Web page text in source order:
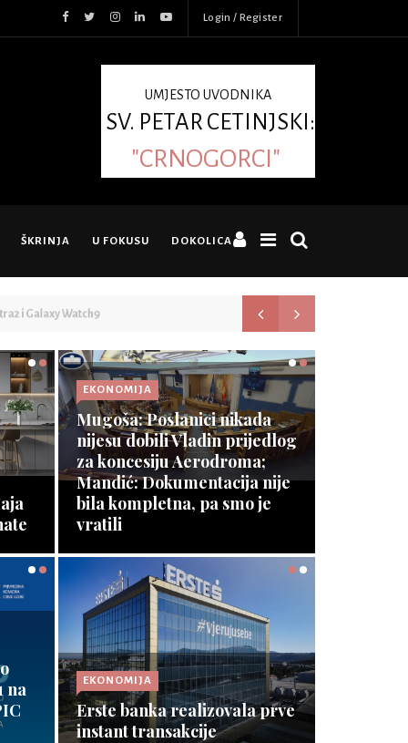
Login / Register
UMJESTO UVODNIKA
SV. PETAR CETINJSKI:
"CRNOGORCI"
ŠKRINJA U FOKUSU DOKOLICA
Otvorene prijave za
ZA
EKONOMIJA
Mugoša: Poslanici nikada
nijesu dobili Vladin prijedlog
za koncesiju Aerodroma;
Mandić: Dokumentacija nije
bila kompletna, pa smo je
vratili
Opširnije ⇾
EKONOMIJA
Rok za upis bespravnih
objekata produžiti još
godinu